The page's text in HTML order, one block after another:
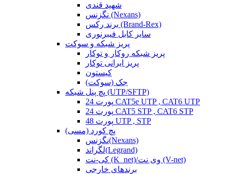
شهید قندی
نگزنس (Nexans)
برند رکس (Brand-Rex)
سایر کابل فیبرنوری
پریز شبکه و سوکت
پریز شبکه روکار و توکار
پریز ایرانی توکار
کیستون
جک (سوکت)
پچ پنل شبکه (UTP/SFTP)
24 پورت CAT5e UTP , CAT6 UTP
24 پورت CAT5 STP , CAT6 STP
48 پورت UTP , STP
پچ کورد (مسی)
نگزنس(Nexans)
لگراند(Legrand)
کی-نت (K_net)/وی نت (V-net)
برندهای خارجی